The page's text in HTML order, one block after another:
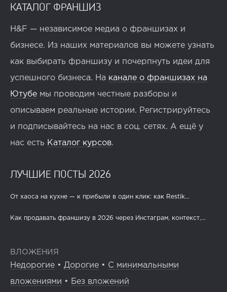
КАТАЛОГ ФРАНШИЗ
H&F — независимое медиа о франшизах и
бизнесе. Из наших материалов вы можете узнать
как выбирать франшизу и почерпнуть идеи для
успешного бизнеса. На канале о франшизах на
Ютубе мы проводим честные разборы и
описываем реальные истории. Регистрируйтесь
и подписывайтесь на нас в соц. сетях. А ещё у
нас есть Каталог курсов.
ЛУЧШИЕ ПОСТЫ 2026
От хаоса на кухне — к прибыли в один клик: как Restik...
Как продавать франшизу в 2026 через Инстаграм, контекст,...
ВЛОЖЕНИЯ
Недорогие • Дорогие • С минимальными
вложениями • Без вложений